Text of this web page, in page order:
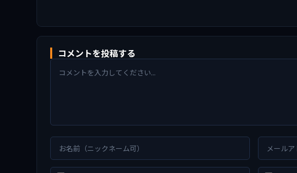
コメントを投稿する